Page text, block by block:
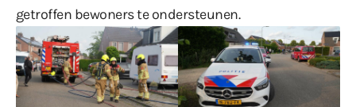
getroffen bewoners te ondersteunen.